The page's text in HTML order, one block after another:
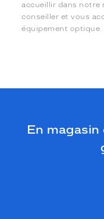
accueillir dans notre
conseiller et vous
équipement optique.
En magasin